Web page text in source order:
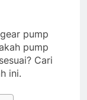
pump
pump
Cari
ini.